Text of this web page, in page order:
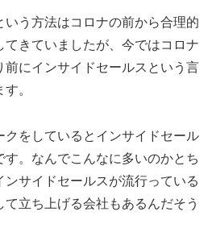
う方法はコロナの前から合理的
てきていましたが、今ではコロナ
前にインサイドセールスという言
。
をしているとインサイドセール
す。なんでこんなに多いのかとち
ンサイドセールスが流行っている
立ち上げる会社もあるんだそう